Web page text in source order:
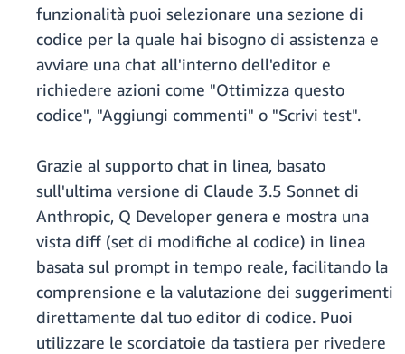
funzionalità puoi selezionare una sezione di
codice per la quale hai bisogno di assistenza e
avviare una chat all'interno dell'editor e
richiedere azioni come "Ottimizza questo
codice", "Aggiungi commenti" o "Scrivi test".
Grazie al supporto chat in linea, basato
sull'ultima versione di Claude 3.5 Sonnet di
Anthropic, Q Developer genera e mostra una
vista diff (set di modifiche al codice) in linea
basata sul prompt in tempo reale, facilitando la
comprensione e la valutazione dei suggerimenti
direttamente dal tuo editor di codice. Puoi
utilizzare le scorciatoie da tastiera per rivedere